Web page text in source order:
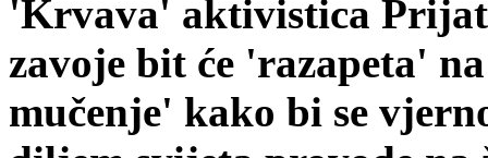
'Krvava' aktivistica
zavoje bit će 'razapeta'
mučenje' kako bi se